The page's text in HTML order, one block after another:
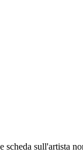
sull'artista